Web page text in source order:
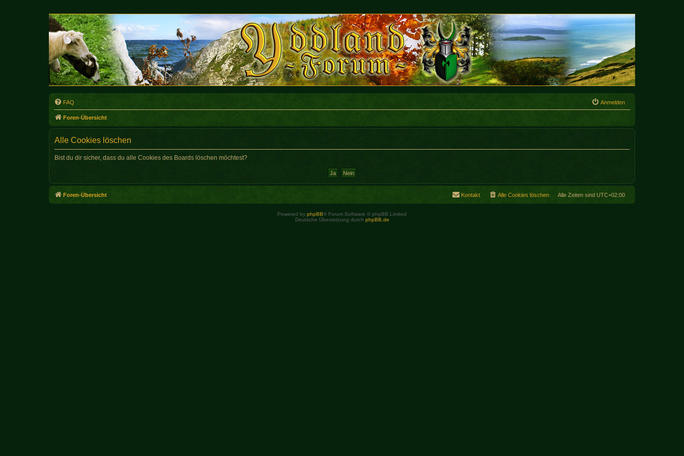
FAQ Anmelden
Foren-Übersicht
Alle Cookies löschen
Bist du dir sicher, dass du alle Cookies des Boards löschen möchtest?
Foren-Übersicht Alle Zeiten sind UTC+02:00
Alle Cookies löschen
Kontakt
Powered by phpBB® Forum Software © phpBB Limited
Deutsche Übersetzung durch phpBB.de